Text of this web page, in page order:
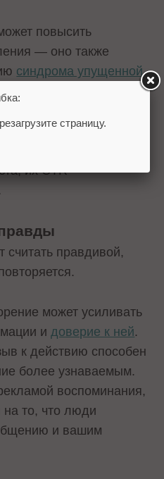
повысить
— оно также
синдрома упущенной
объявления,
их CTR
правдивой,
может усиливать
идоверие к ней.
к действию способен
более узнаваемым.
воспоминания,
то, что люди
и вашим
страницу.